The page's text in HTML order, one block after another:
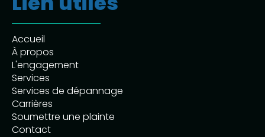
Accueil
À propos
L'engagement
Services
Services de dépannage
Carrières
Soumettre une plainte
Contact